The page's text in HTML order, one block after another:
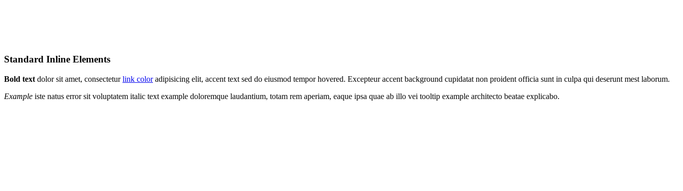
Standard Inline Elements
Bold text dolor sit amet, consecteturlink coloradipisicing elit, accent text sed do eiusmod tempor hovered. Excepteuraccent background cupidatat non proident officia sunt in culpa qui deserunt mest laborum.
Example iste natus error sit voluptatem italic text example doloremque laudantium, totam rem aperiam, eaque ipsa quae ab illo vei tooltip example architecto beatae explicabo.